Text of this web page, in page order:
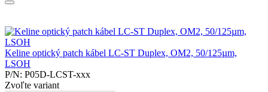
Keline optický patch kábel LC-ST Duplex, OM2, 50/125µm,
LSOH
P/N: P05D-LCST-xxx
Zvoľte variant